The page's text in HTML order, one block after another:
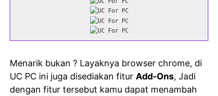
Menarik bukan ? Layaknya browser chrome, di
UC PC ini juga disediakan fitur Add-Ons, Jadi
dengan fitur tersebut kamu dapat menambah